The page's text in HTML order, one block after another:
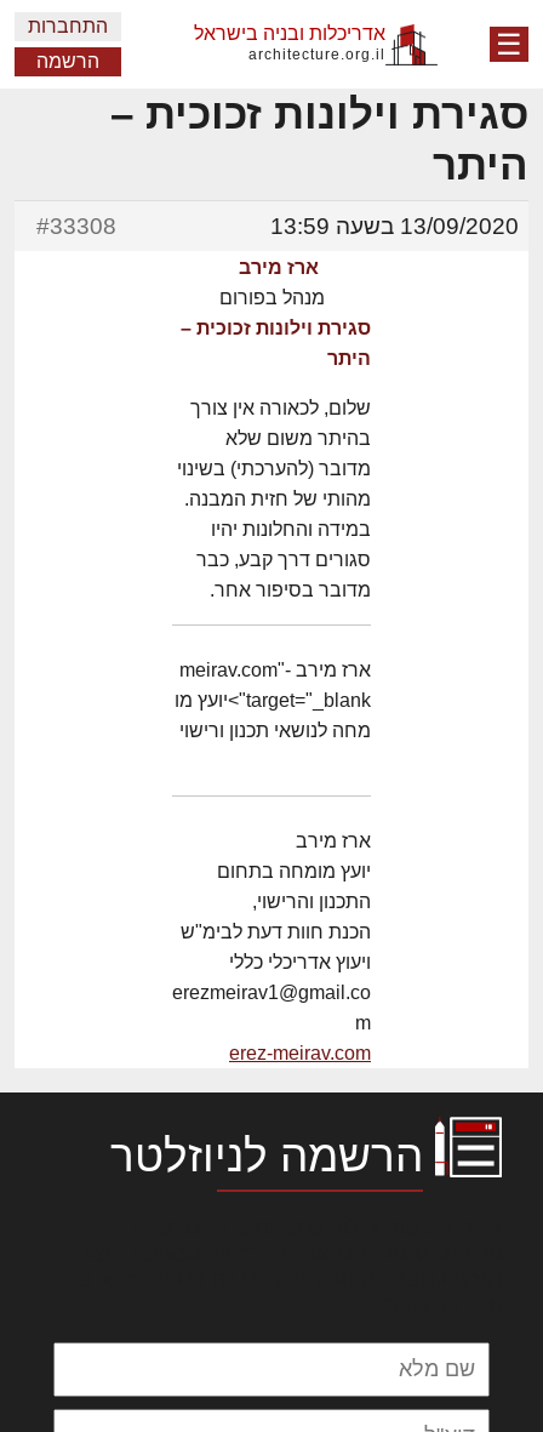
☰ אדריכלות ובניה בישראל
architecture.org.il
התחברות
הרשמה
סגירת וילונות זכוכית –
היתר
13/09/2020 בשעה 13:59 #33308
ארז מירב
מנהל בפורום
סגירת וילונות זכוכית –
היתר
שלום, לכאורה אין צורך
בהיתר משום שלא
מדובר (להערכתי) בשינוי
מהותי של חזית המבנה.
במידה והחלונות יהיו
סגורים דרך קבע, כבר
מדובר בסיפור אחר.
ארז מירב -meirav.com"
target="_blank">יועץ מו
מחה לנושאי תכנון ורישוי
ארז מירב
יועץ מומחה בתחום
התכנון והרישוי,
הכנת חוות דעת לבימ"ש
ויעוץ אדריכלי כללי
erezmeirav1@gmail.co
m
erez-meirav.com
הרשמה לניוזלטר